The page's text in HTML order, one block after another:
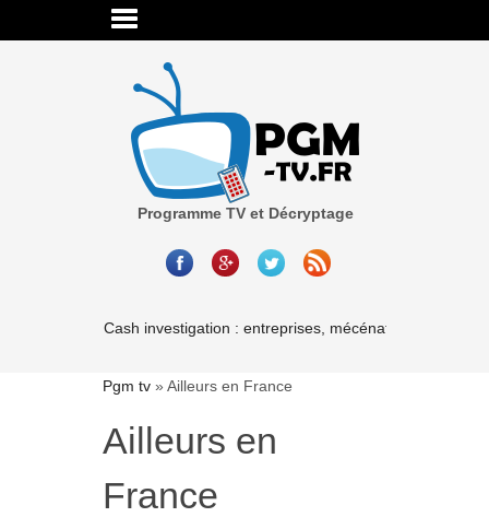
Programme TV et Décryptage
Cash investigation : entreprises, mécénat, associations-
Pgm tv » Ailleurs en France
Ailleurs en
France